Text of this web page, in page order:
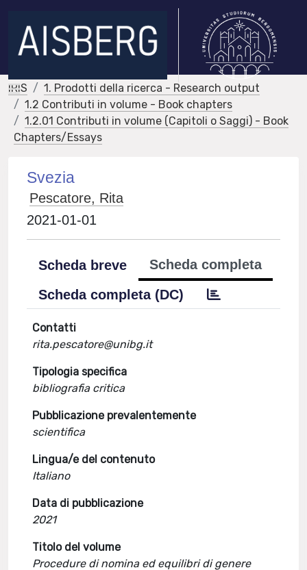
IRIS
1. Prodotti della ricerca - Research output
1.2 Contributi in volume - Book chapters
1.2.01 Contributi in volume (Capitoli o Saggi) - Book
Chapters/Essays
Svezia
Pescatore, Rita
2021-01-01
Scheda breve
Scheda completa
Scheda completa (DC)
Contatti
rita.pescatore@unibg.it
Tipologia specifica
bibliografia critica
Pubblicazione prevalentemente
scientifica
Lingua/e del contenuto
Italiano
Data di pubblicazione
2021
Titolo del volume
Procedure di nomina ed equilibri di genere